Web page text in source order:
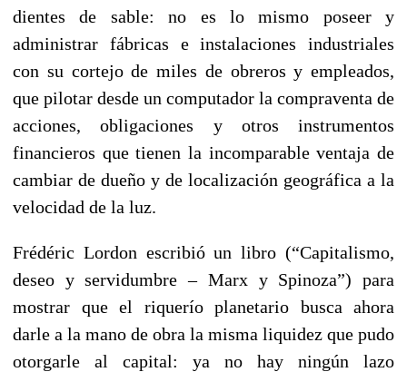
dientes de sable: no es lo mismo poseer y
administrar fábricas e instalaciones industriales
con su cortejo de miles de obreros y empleados,
que pilotar desde un computador la compraventa de
acciones, obligaciones y otros instrumentos
financieros que tienen la incomparable ventaja de
cambiar de dueño y de localización geográfica a la
velocidad de la luz.
Frédéric Lordon escribió un libro (“Capitalismo,
deseo y servidumbre – Marx y Spinoza”) para
mostrar que el riquerío planetario busca ahora
darle a la mano de obra la misma liquidez que pudo
otorgarle al capital: ya no hay ningún lazo